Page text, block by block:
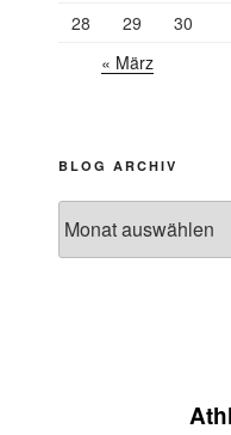
28
29
30
« März
BLOG ARCHIV
Archiv